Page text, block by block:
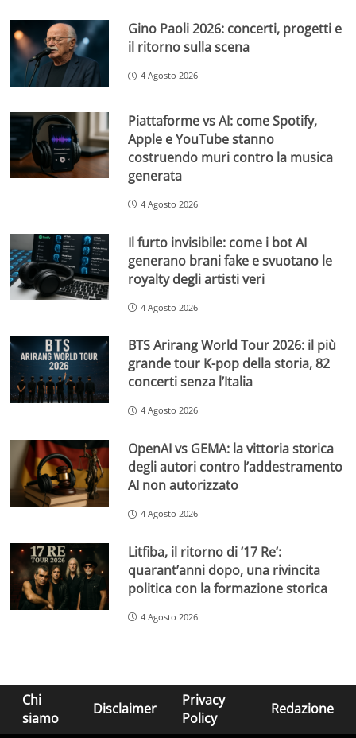
Gino Paoli 2026: concerti, progetti e
il ritorno sulla scena
4 Agosto 2026
Piattaforme vs AI: come Spotify,
Apple e YouTube stanno
costruendo muri contro la musica
generata
4 Agosto 2026
Il furto invisibile: come i bot AI
generano brani fake e svuotano le
royalty degli artisti veri
4 Agosto 2026
BTS Arirang World Tour 2026: il più
grande tour K-pop della storia, 82
concerti senza l’Italia
4 Agosto 2026
OpenAI vs GEMA: la vittoria storica
degli autori contro l’addestramento
AI non autorizzato
4 Agosto 2026
Litfiba, il ritorno di ’17 Re’:
quarant’anni dopo, una rivincita
politica con la formazione storica
4 Agosto 2026
Chi
siamo
Disclaimer
Privacy
Policy
Redazione